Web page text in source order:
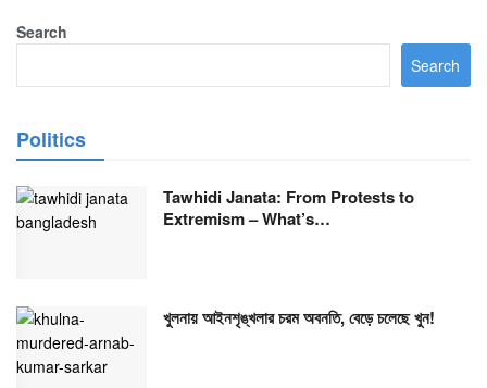
Search
Search
Politics
Tawhidi Janata: From Protests to
Extremism – What’s…
খুলনায় আইনশৃঙ্খলার চরম অবনতি, বেড়ে চলেছে খুন!